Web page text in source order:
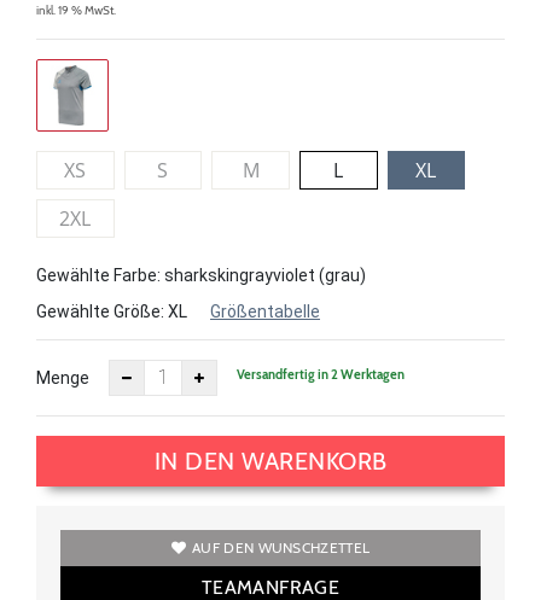
inkl. 19 % MwSt.
XS S M L
XL
2XL
Gewählte Farbe: sharkskingrayviolet (grau)
Gewählte Größe: XL Größentabelle
Menge Versandfertig in 2 Werktagen
IN DEN WARENKORB
AUF DEN WUNSCHZETTEL
TEAMANFRAGE